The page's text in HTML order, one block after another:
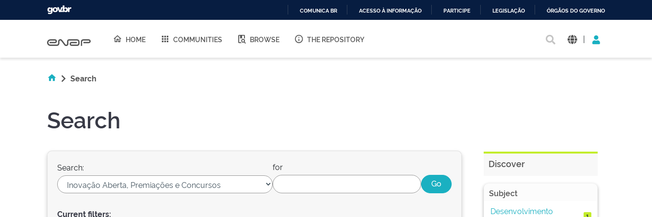
O
COMUNICA BR ACESSO À INFORMAÇÃO PARTICIPE LEGISLAÇÃO ÓRGÃOS DO GOVERNO
HOME COMMUNITIES BROWSE THE REPOSITORY |
Search
Search
Search: for
Current filters:
Discover
Subject
Desenvolvimento